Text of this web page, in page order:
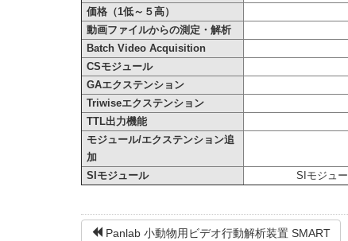
価格（1低～５高）
動画ファイルからの測定・解析
Batch Video Acquisition
CSモジュール
GAエクステンション
Triwiseエクステンション
TTL出力機能
モジュール/エクステンション追
加
SIモジュール
SIモジュ
Panlab 小動物用ビデオ行動解析装置 SMART